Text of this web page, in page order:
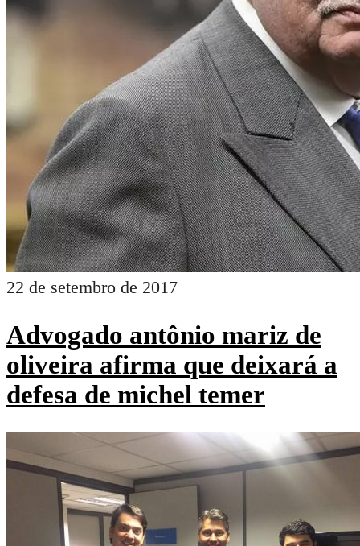
22 de setembro de 2017
Advogado antônio mariz de
oliveira afirma que deixará a
defesa de michel temer